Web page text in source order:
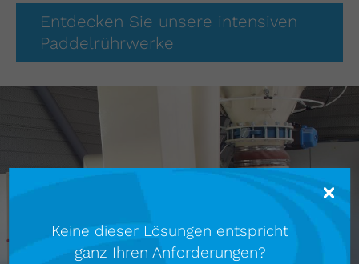
Keine dieser Lösungen entspricht
ganz Ihren Anforderungen?
Entdecken Sie unsere intensiven
Paddelrührwerke